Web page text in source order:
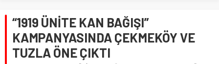
“1919 ÜNİTE KAN BAĞIŞI”
KAMPANYASINDA ÇEKMEKÖY VE
TUZLA ÖNE ÇIKTI